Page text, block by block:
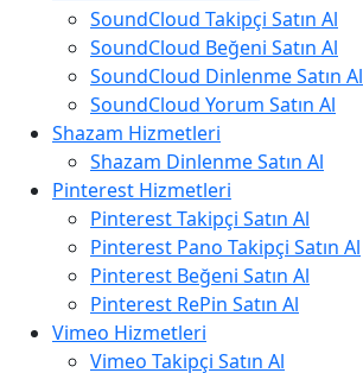
SoundCloud Takipçi Satın Al
SoundCloud Beğeni Satın Al
SoundCloud Dinlenme Satın Al
SoundCloud Yorum Satın Al
Shazam Hizmetleri
Shazam Dinlenme Satın Al
Pinterest Hizmetleri
Pinterest Takipçi Satın Al
Pinterest Pano Takipçi Satın Al
Pinterest Beğeni Satın Al
Pinterest RePin Satın Al
Vimeo Hizmetleri
Vimeo Takipçi Satın Al